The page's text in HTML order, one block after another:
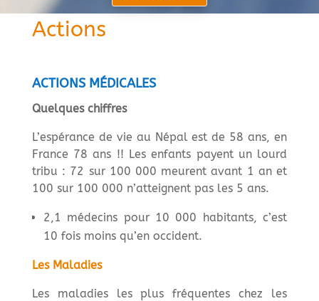
Actions
ACTIONS MÉDICALES
Quelques chiffres
L’espérance de vie au Népal est de 58 ans, en
France 78 ans !! Les enfants payent un lourd
tribu : 72 sur 100 000 meurent avant 1 an et
100 sur 100 000 n’atteignent pas les 5 ans.
2,1 médecins pour 10 000 habitants, c’est
10 fois moins qu’en occident.
Les Maladies
Les maladies les plus fréquentes chez les